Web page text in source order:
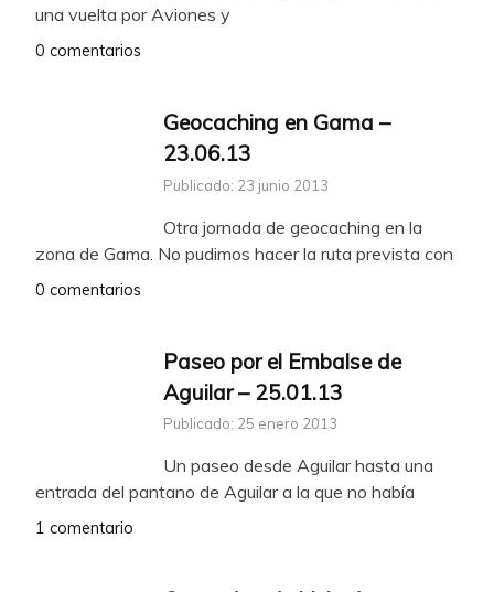
una vuelta por Aviones y
0 comentarios
Geocaching en Gama –
23.06.13
Publicado: 23 junio 2013
Otra jornada de geocaching en la
zona de Gama. No pudimos hacer la ruta prevista con
0 comentarios
Paseo por el Embalse de
Aguilar – 25.01.13
Publicado: 25 enero 2013
Un paseo desde Aguilar hasta una
entrada del pantano de Aguilar a la que no había
1 comentario